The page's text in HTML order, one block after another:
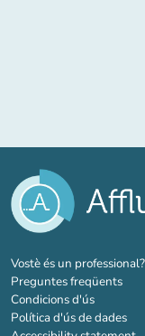
Vostè és un professional?
Preguntes freqüents
Condicions d'ús
Política d'ús de dades